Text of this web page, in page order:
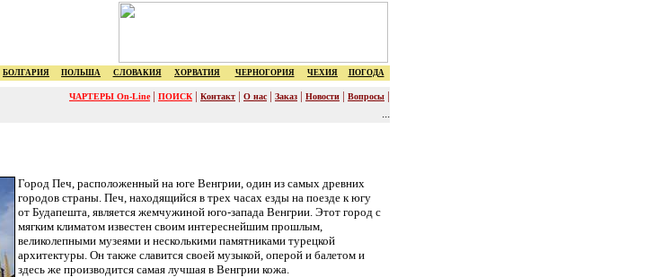
БОЛГАРИЯ ПОЛЬША СЛОВАКИЯ ХОРВАТИЯ ЧЕРНОГОРИЯ ЧЕХИЯ ПОГОДА
ЧАРТЕРЫ On-Line| ПОИСК | Контакт | О нас | Заказ | Новости | Вопросы |
...
Город Печ, расположенный на юге Венгрии, один из самых древних
городов страны. Печ, находящийся в трех часах езды на поезде к югу
от Будапешта, является жемчужиной юго-запада Венгрии. Этот город с
мягким климатом известен своим интереснейшим прошлым,
великолепными музеями и несколькими памятниками турецкой
архитектуры. Он также славится своей музыкой, оперой и балетом и
здесь же производится самая лучшая в Венгрии кожа.